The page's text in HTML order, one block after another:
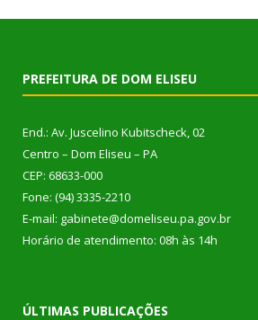
PREFEITURA DE DOM ELISEU
End.: Av. Juscelino Kubitscheck, 02
Centro – Dom Eliseu – PA
CEP: 68633-000
Fone: (94) 3335-2210
E-mail: gabinete@domeliseu.pa.gov.br
Horário de atendimento: 08h às 14h
ÚLTIMAS PUBLICAÇÕES